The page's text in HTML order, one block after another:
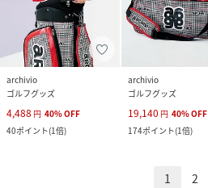
archivio
ゴルフグッズ
4,488 円 40%OFF
40ポイント(1倍)
archivio
ゴルフグッズ
19,140 円 40%OFF
174ポイント(1倍)
1 2